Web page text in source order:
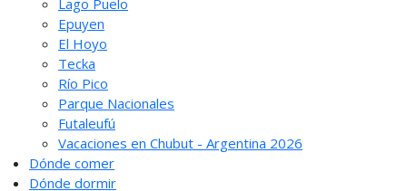
Epuyen
El Hoyo
Tecka
Río Pico
Parque Nacionales
Futaleufú
Vacaciones en Chubut - Argentina 2026
Dónde comer
Dónde dormir